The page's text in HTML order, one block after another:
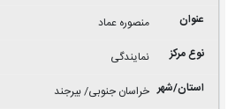
منصوره عماد
نمایندگی
خراسان جنوبی/ بیرجند